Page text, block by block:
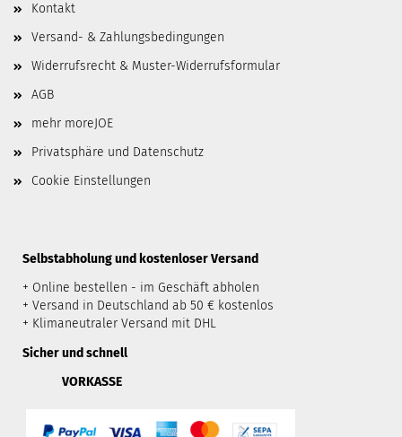
Kontakt
Versand- & Zahlungsbedingungen
Widerrufsrecht & Muster-Widerrufsformular
AGB
mehr moreJOE
Privatsphäre und Datenschutz
Cookie Einstellungen
​Selbstabholung und kostenloser Versand
+ Online bestellen - im Geschäft abholen
+ Versand in Deutschland ab 50 € kostenlos
+ Klimaneutraler Versand mit DHL
Sicher und schnell
VORKASSE